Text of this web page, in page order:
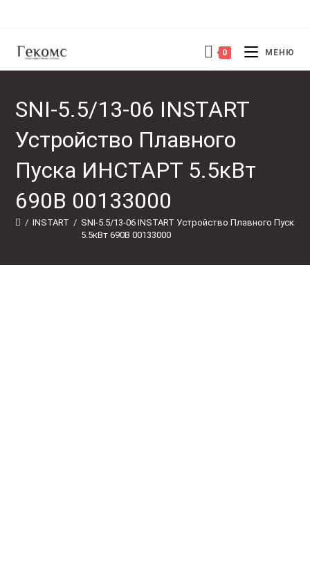
0 МЕНЮ
SNI-5.5/13-06 INSTART
Устройство Плавного
Пуска ИНСТАРТ 5.5кВт
690В 00133000
/ INSTART / SNI-5.5/13-06 INSTART Устройство Плавного Пуска
5.5кВт 690В 00133000